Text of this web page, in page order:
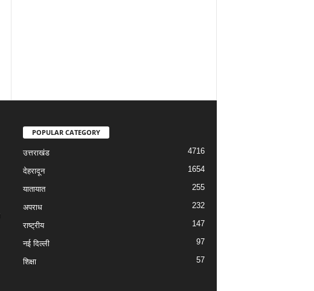
POPULAR CATEGORY
उत्तराखंड 4716
देहरादून 1654
यातायात 255
अपराध 232
राष्ट्रीय 147
नई दिल्ली 97
शिक्षा 57